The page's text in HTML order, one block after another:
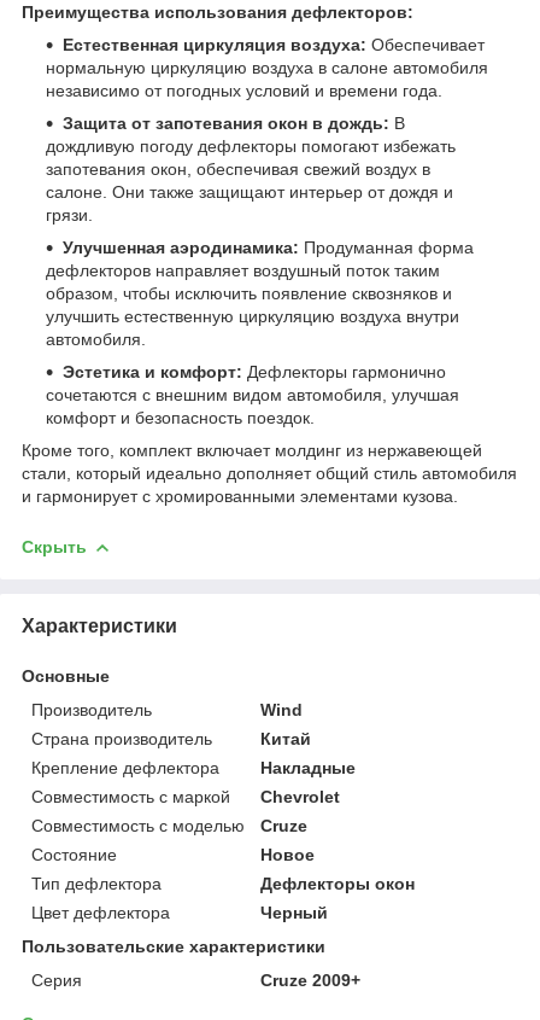
Преимущества использования дефлекторов:
Естественная циркуляция воздуха: Обеспечивает
нормальную циркуляцию воздуха в салоне автомобиля
независимо от погодных условий и времени года.
Защита от запотевания окон в дождь: В
дождливую погоду дефлекторы помогают избежать
запотевания окон, обеспечивая свежий воздух в
салоне. Они также защищают интерьер от дождя и
грязи.
Улучшенная аэродинамика: Продуманная форма
дефлекторов направляет воздушный поток таким
образом, чтобы исключить появление сквозняков и
улучшить естественную циркуляцию воздуха внутри
автомобиля.
Эстетика и комфорт: Дефлекторы гармонично
сочетаются с внешним видом автомобиля, улучшая
комфорт и безопасность поездок.
Кроме того, комплект включает молдинг из нержавеющей
стали, который идеально дополняет общий стиль автомобиля
и гармонирует с хромированными элементами кузова.
Скрыть
Характеристики
Основные
Производитель
Wind
Страна производитель
Китай
Крепление дефлектора
Накладные
Совместимость с маркой
Chevrolet
Совместимость с моделью
Cruze
Состояние
Новое
Тип дефлектора
Дефлекторы окон
Цвет дефлектора
Черный
Пользовательские характеристики
Серия
Cruze 2009+